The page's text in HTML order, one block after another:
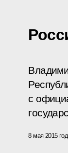
с
8 мая 2015